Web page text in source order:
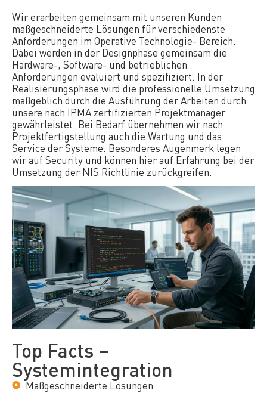
Wir erarbeiten gemeinsam mit unseren Kunden
maßgeschneiderte Lösungen für verschiedenste
Anforderungen im Operative Technologie- Bereich.
Dabei werden in der Designphase gemeinsam die
Hardware-, Software- und betrieblichen
Anforderungen evaluiert und spezifiziert. In der
Realisierungsphase wird die professionelle Umsetzung
maßgeblich durch die Ausführung der Arbeiten durch
unsere nach IPMA zertifizierten Projektmanager
gewährleistet. Bei Bedarf übernehmen wir nach
Projektfertigstellung auch die Wartung und das
Service der Systeme. Besonderes Augenmerk legen
wir auf Security und können hier auf Erfahrung bei der
Umsetzung der NIS Richtlinie zurückgreifen.
Top Facts –
Systemintegration
Maßgeschneiderte Lösungen